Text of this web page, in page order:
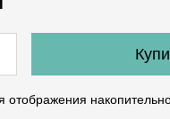
отображения